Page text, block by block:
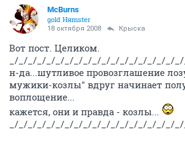
McBurns
gold Няmster
18 октября 2008 Крыска
Вот пост. Целиком.
_/_/_/_/_/_/_/_/_/_/_/_/_/_/_/_/_/_/_/
н-да...шутливое провозглашение
мужики-козлы" вдруг начинает
воплощение...
кажется, они и правда - козлы...
_/_/_/_/_/_/_/_/_/_/_/_/_/_/_/_/_/_/_/